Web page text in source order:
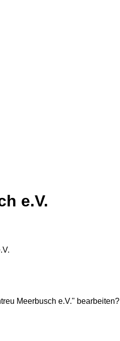
e.V.
Meerbusch e.V." bearbeiten?